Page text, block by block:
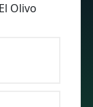
Olivo